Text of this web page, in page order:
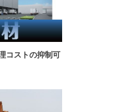
コストの抑制可